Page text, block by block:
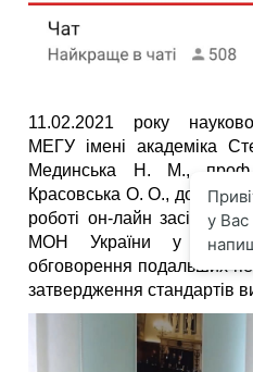
11.02.2021 року науково
МЕГУ
імені академіка
Мединська
Н . М., проф
Красовська О.О., доц .
роботі он-лайн засідання
МОН
України у складі
обговорення подальших
затвердження стандартів